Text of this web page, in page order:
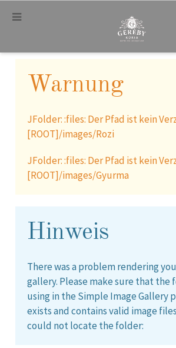
.
Warnung
JFolder: :files: Der Pfad ist kein
[ROOT]/images/Rozi
JFolder: :files: Der Pfad ist kein
[ROOT]/images/Gyurma
Hinweis
There was a problem rendering
gallery. Please make sure that the
using in the Simple Image Gallery
exists and contains valid image
could not locate the folder: